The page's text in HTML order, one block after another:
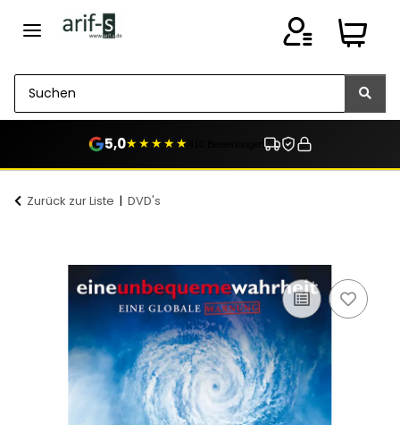
5,0★★★★★
Zurück zur Liste DVD's